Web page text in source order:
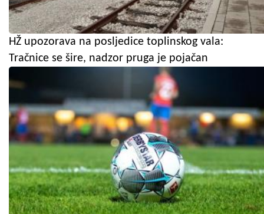
HŽ upozorava na posljedice toplinskog vala:
Tračnice se šire, nadzor pruga je pojačan